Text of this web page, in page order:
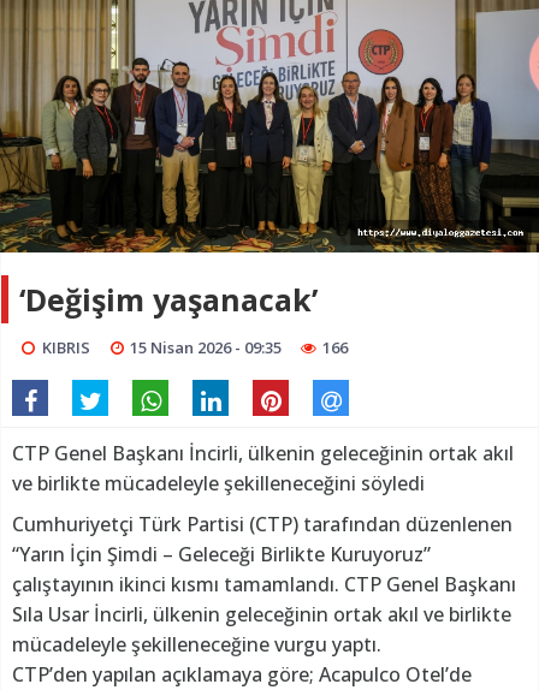
‘Değişim yaşanacak’
KIBRIS 15 Nisan 2026 - 09:35 166
CTP Genel Başkanı İncirli, ülkenin geleceğinin ortak akıl
ve birlikte mücadeleyle şekilleneceğini söyledi
Cumhuriyetçi Türk Partisi (CTP) tarafından düzenlenen
“Yarın İçin Şimdi – Geleceği Birlikte Kuruyoruz”
çalıştayının ikinci kısmı tamamlandı. CTP Genel Başkanı
Sıla Usar İncirli, ülkenin geleceğinin ortak akıl ve birlikte
mücadeleyle şekilleneceğine vurgu yaptı.
CTP’den yapılan açıklamaya göre; Acapulco Otel’de